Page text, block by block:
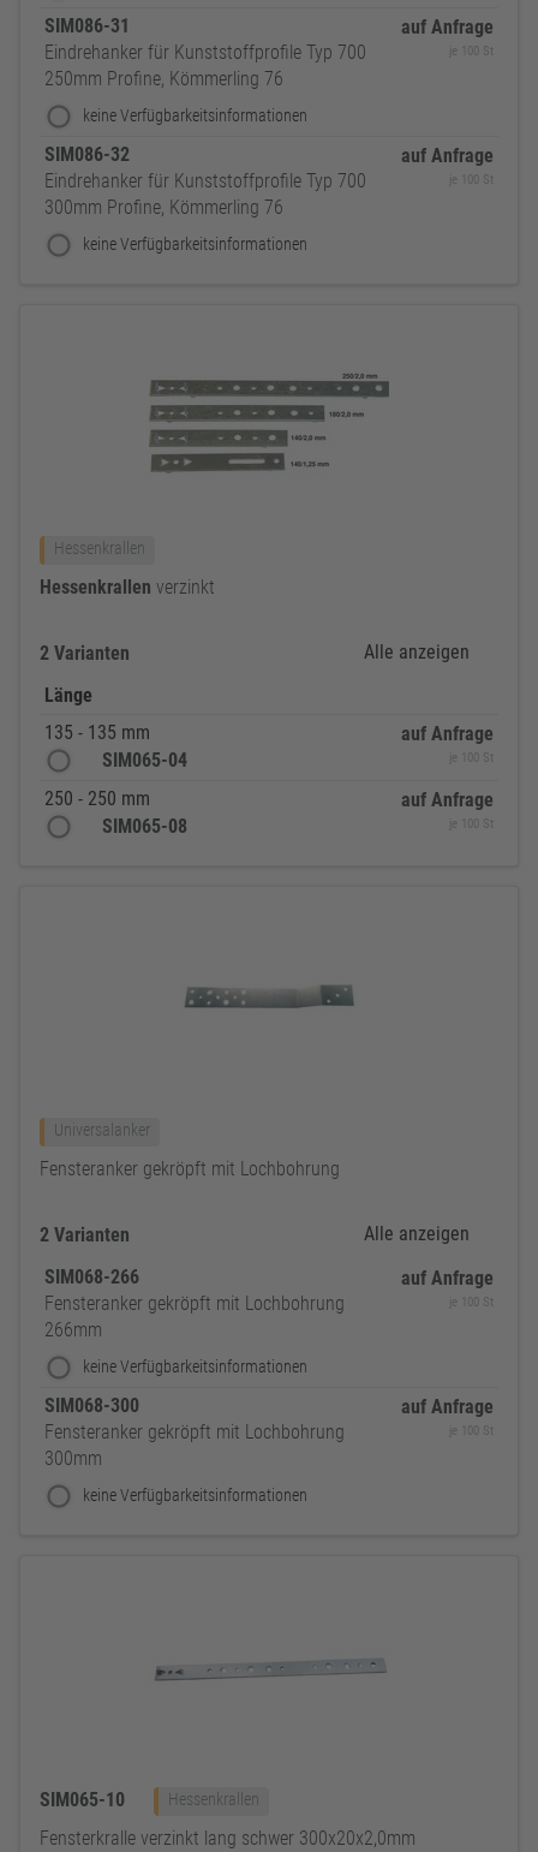
SIM086-31
Eindrehanker für Kunststoffprofile Typ 700
250mm Profine, Kömmerling 76
keine Verfügbarkeitsinformationen
auf Anfrage
je 100 St
SIM086-32
Eindrehanker für Kunststoffprofile Typ 700
300mm Profine, Kömmerling 76
keine Verfügbarkeitsinformationen
auf Anfrage
je 100 St
Hessenkrallen
Hessenkrallen verzinkt
2 Varianten
Alle anzeigen
Länge
135 - 135 mm
SIM065-04
auf Anfrage
je 100 St
250 - 250 mm
SIM065-08
auf Anfrage
je 100 St
Universalanker
Fensteranker gekröpft mit Lochbohrung
2 Varianten
Alle anzeigen
SIM068-266
Fensteranker gekröpft mit Lochbohrung
266mm
keine Verfügbarkeitsinformationen
auf Anfrage
je 100 St
SIM068-300
Fensteranker gekröpft mit Lochbohrung
300mm
keine Verfügbarkeitsinformationen
auf Anfrage
je 100 St
SIM065-10 Hessenkrallen
Fensterkralle verzinkt lang schwer 300x20x2,0mm